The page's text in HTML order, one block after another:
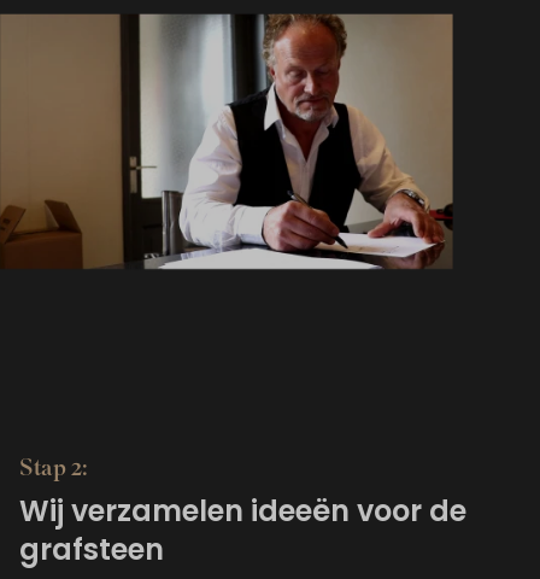
Stap 2:
Wij verzamelen ideeën voor de
grafsteen